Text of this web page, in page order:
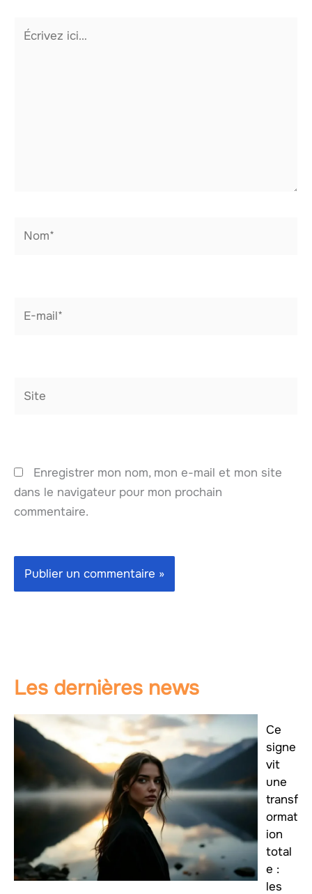
Écrivez
Enregistrer mon nom, mon e-mail et mon site
dans le navigateur pour mon prochain
commentaire.
Les dernières news
Ce
signe
vit
une
transf
ormat
ion
total
e :
les